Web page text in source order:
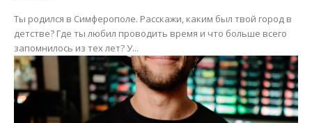
Ты родился в Симферополе. Расскажи, каким был твой город в
детстве? Где ты любил проводить время и что больше всего
запомнилось из тех лет? У...